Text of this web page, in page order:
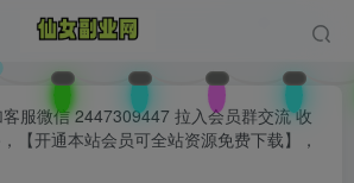
服微信 2447309447 拉入会员群交流 收
【开通本站会员可全站资源免费下载】，